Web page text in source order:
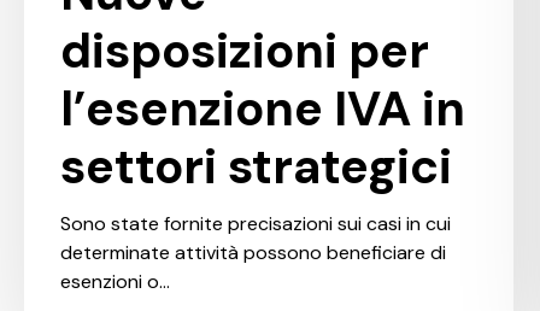
disposizioni per
l’esenzione IVA in
settori strategici
Sono state fornite precisazioni sui casi in cui
determinate attività possono beneficiare di
esenzioni o…